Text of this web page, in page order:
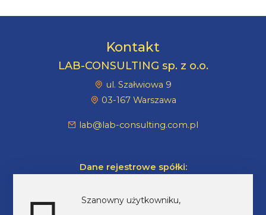
Kontakt
LAB-CONSULTING sp. z o.o.
ul. Szałwiowa 9
03-167 Warszawa
lab@lab-consulting.com.pl
Dane rejestrowe spółki:
REGON: 147359425
Szanowny użytkowniku,